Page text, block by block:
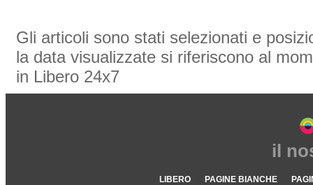
Gli articoli sono stati selezionati e
la data visualizzate si riferiscono al
in Libero 24x7
il
LIBERO PAGINE BIANCHE